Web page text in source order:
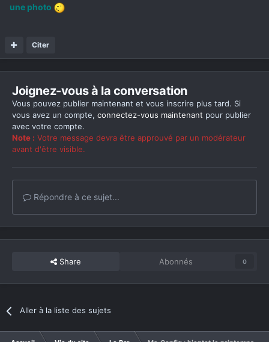
une photo
Citer
Joignez-vous à la conversation
Vous pouvez publier maintenant et vous inscrire plus tard. Si
vous avez un compte, connectez-vous maintenant pour publier
avec votre compte.
Note : Votre message devra être approuvé par un modérateur
avant d'être visible.
Répondre à ce sujet...
Share Abonnés 0
Aller à la liste des sujets